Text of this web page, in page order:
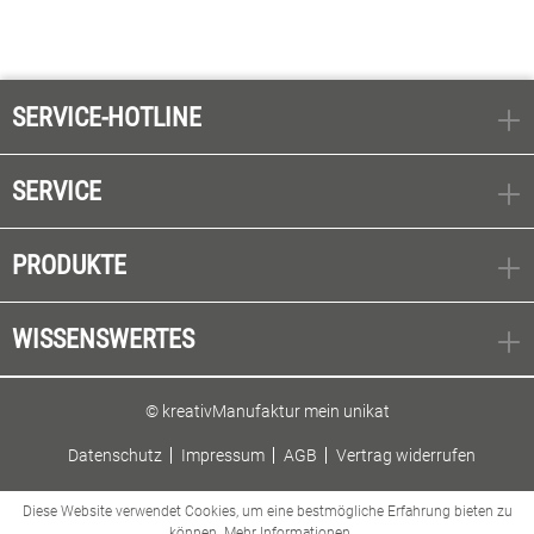
SERVICE-HOTLINE
SERVICE
PRODUKTE
WISSENSWERTES
© kreativManufaktur mein unikat
Datenschutz Impressum AGB Vertrag widerrufen
Diese Website verwendet Cookies, um eine bestmögliche Erfahrung bieten zu